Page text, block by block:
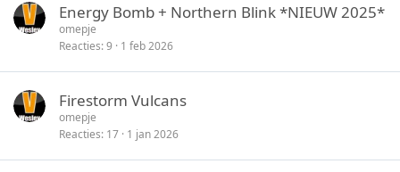
Energy Bomb + Northern Blink *NIEUW 2025*
omepje
Reacties 9 1 feb 2026
Firestorm Vulcans
omepje
Reacties 17 1 jan 2026